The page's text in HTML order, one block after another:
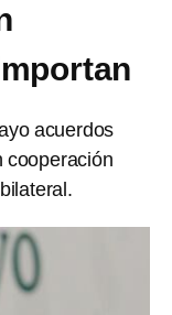
acuerdos
cooperación